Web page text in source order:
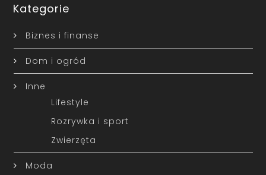
Kategorie
Biznes i finanse
Dom i ogród
Inne
Lifestyle
Rozrywka i sport
Zwierzęta
Moda